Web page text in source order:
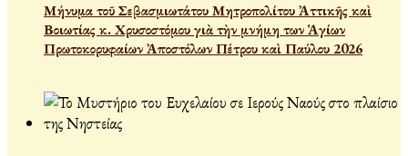
Μήνυμα τοῦ Σεβασμιωτάτου Μητροπολίτου Ἀττικῆς καὶ
Βοιωτίας κ. Χρυσοστόμου γιὰ τὴν μνήμη των Ἁγίων
Πρωτοκορυφαίων Ἀποστόλων Πέτρου καὶ Παύλου 2026